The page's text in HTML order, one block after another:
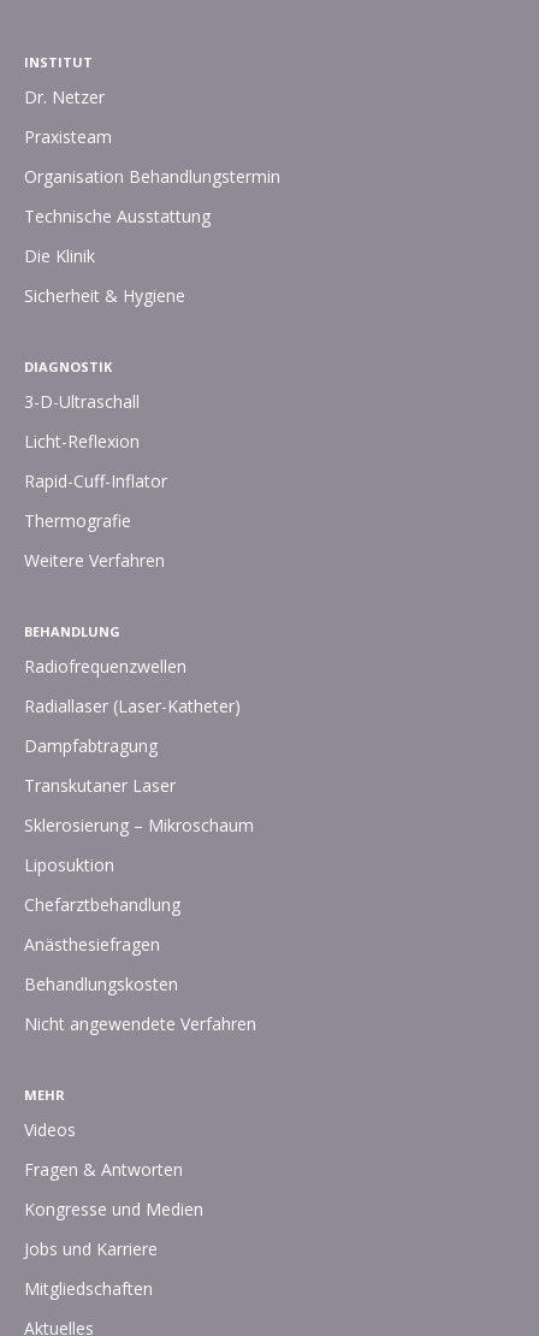
INSTITUT
Dr. Netzer
Praxisteam
Organisation Behandlungstermin
Technische Ausstattung
Die Klinik
Sicherheit & Hygiene
DIAGNOSTIK
3-D-Ultraschall
Licht-Reflexion
Rapid-Cuff-Inflator
Thermografie
Weitere Verfahren
BEHANDLUNG
Radiofrequenzwellen
Radiallaser (Laser-Katheter)
Dampfabtragung
Transkutaner Laser
Sklerosierung – Mikroschaum
Liposuktion
Chefarztbehandlung
Anästhesiefragen
Behandlungskosten
Nicht angewendete Verfahren
MEHR
Videos
Fragen & Antworten
Kongresse und Medien
Jobs und Karriere
Mitgliedschaften
Aktuelles